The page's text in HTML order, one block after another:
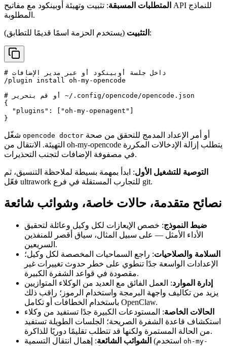
المتطلبات المسبقة: تثبيت وتهيئة أوبينكود مع مفاتيح API للنماذج
المطلوبة.
التثبيت (يستخدم الحزمة اسمًا قديمًا للتطابق):
# داخل جلسة أوبينكود أو عبر مدير الإضافات
/plugin install oh-my-opencode
# أو قم بتحرير ~/.config/opencode/opencode.json
{
  "plugins": ["oh-my-openagent"]
opencode doctor
التهيئة. الانتقال من oh-my-opencode يتطلب إزالة الإدخالات المكررة
في مصفوفة الإضافات لتجنب التحذيرات.
التوصية للتشغيل الأول: ابدأ بمهمة بسيطة لملاحظة التنسيق، ثم
فعّل ultrawork للتجارب المستقلة في فرع git.
نصائح متقدمة، حالات خاصة، وشوائب شائعة
ضبط النموذج: خصص الإيعازات لكل وكيل وعائلة لتحقيق
الأداء الأمثل — على سبيل المثال، سياق أقصر للمنفذين
السريعين.
السلامة والصلاحيات: راجع السماحيات المخصصة لكل وكيل؛
الإعدادات الواسعة جدًا تنطوي على خطر حدوث تغييرات غير
مقصودة في قواعد الشفرة الكبيرة.
إدارة الموارد: العمل الفائق مع العديد من الوكلاء المتوازيين
يزيد من تكاليف واجهة البرمجة واستخدام الرموز؛ راقب ذلك
باستخدام الخطافات أو تكامل OpenClaw.
الحالات الخاصة: المستودعات الكبيرة جدًا تستفيد من وكلاء
استكشاف قاعدة الشفرة الصريحة؛ الجلسات الطويلة تستفيد
من الحالة المستمرة ولكنها قد تتطلب تقليمًا دوريًا للذاكرة.
الشوائب الشائعة
oh-my-